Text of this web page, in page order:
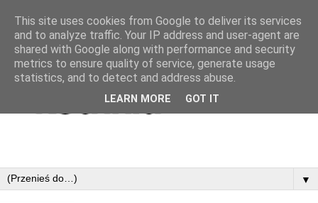
▼
This site uses cookies from Google to deliver its services
and to analyze traffic. Your IP address and user-agent are
shared with Google along with performance and security
metrics to ensure quality of service, generate usage
statistics, and to detect and address abuse.
LEARN MORE GOT IT